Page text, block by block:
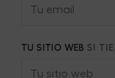
TU SITIO WEB SI